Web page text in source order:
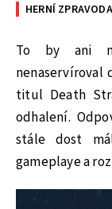
HERNÍ
To by ani
nenaservíroval
titul Death
odhalení.
stále dost
gameplaye a